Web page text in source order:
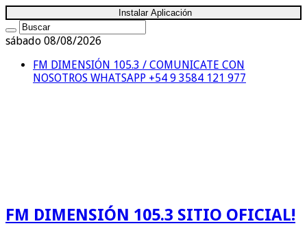
Instalar Aplicación
sábado 08/08/2026
FM DIMENSIÓN 105.3 / COMUNICATE CON
NOSOTROS WHATSAPP +54 9 3584 121 977
FM DIMENSIÓN 105.3 SITIO OFICIAL!